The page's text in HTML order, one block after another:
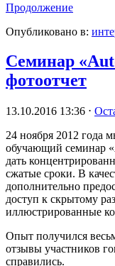
Продолжение
Опубликовано в:
Семинар
фотоотчет
13.10.2016 13:36 ⋅
24 ноября 2012 года
обучающий семинар
дать
сжатые сроки. В
дополнительно
доступ к скрытому
иллюстрированные
Опыт получился
отзывы участников
справились.